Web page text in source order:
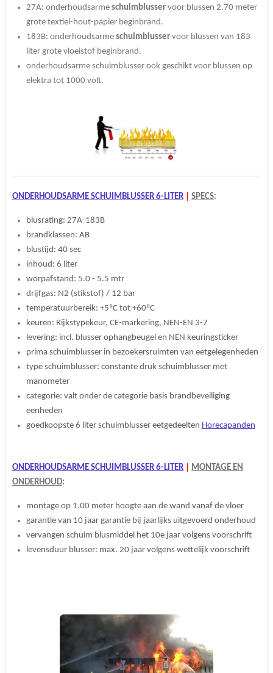
27A: onderhoudsarme schuimblusservoor blussen 2.70 meter
grote textiel-hout-papier beginbrand.
183B: onderhoudsarme schuimblusservoor blussen van 183
liter grote vloeistof beginbrand.
onderhoudsarme schuimblusser ook geschikt voor blussen op
elektra tot 1000 volt.
ONDERHOUDSARME SCHUIMBLUSSER 6-LITER SPECS:
blusrating: 27A-183B
brandklassen: AB
blustijd: 40 sec
inhoud: 6 liter
worpafstand: 5.0 - 5.5 mtr
drijfgas: N2 (stikstof) / 12 bar
temperatuurbereik: +5ºC tot +60ºC
keuren: Rijkstypekeur, CE-markering, NEN-EN 3-7
levering: incl. blusser ophangbeugel en NEN keuringsticker
prima schuimblusser in bezoekersruimten van eetgelegenheden
type schuimblusser: constante druk schuimblusser met
manometer
categorie: valt onder de categorie basis brandbeveiliging
eenheden
goedkoopste 6 liter schuimblusser eetgedeelten Horecapanden
ONDERHOUDSARME SCHUIMBLUSSER 6-LITER
MONTAGE EN
ONDERHOUD:
montage op 1.00 meter hoogte aan de wand vanaf de vloer
garantie van 10 jaar garantie bij jaarlijks uitgevoerd onderhoud
vervangen schuim blusmiddel het 10e jaar volgens voorschrift
levensduur blusser: max. 20 jaar volgens wettelijk voorschrift